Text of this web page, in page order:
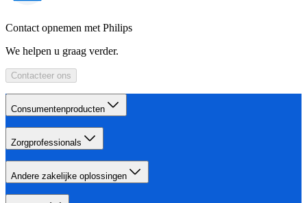
Contact opnemen met Philips
We helpen u graag verder.
Contacteer ons
Consumentenproducten
Zorgprofessionals
Andere zakelijke oplossingen